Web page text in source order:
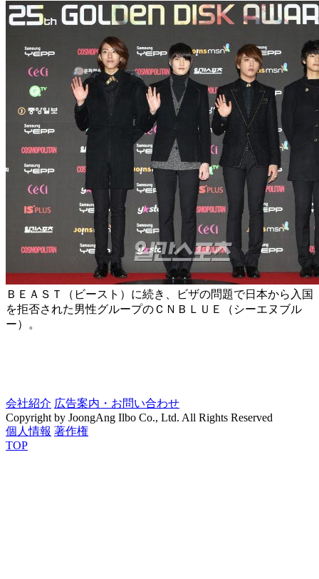
ＢＥＡＳＴ（ビースト）に続き、ビザの問題で日本から入国
を拒否された男性グループのＣＮＢＬＵＥ（シーエヌブル
ー）。
会社紹介 広告案内・お問い合わせ
Copyright by JoongAng Ilbo Co., Ltd. All Rights Reserved
個人情報 著作権
TOP